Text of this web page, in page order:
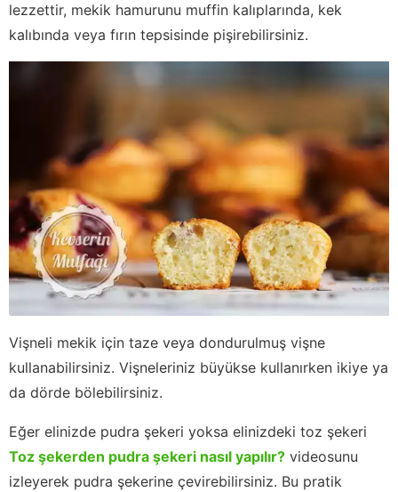
lezzettir, mekik hamurunu muffin kalıplarında, kek
kalıbında veya fırın tepsisinde pişirebilirsiniz.
Vişneli mekik için taze veya dondurulmuş vişne
kullanabilirsiniz. Vişneleriniz büyükse kullanırken ikiye ya
da dörde bölebilirsiniz.
Eğer elinizde pudra şekeri yoksa elinizdeki toz şekeri
Toz şekerden pudra şekeri nasıl yapılır? videosunu
izleyerek pudra şekerine çevirebilirsiniz. Bu pratik